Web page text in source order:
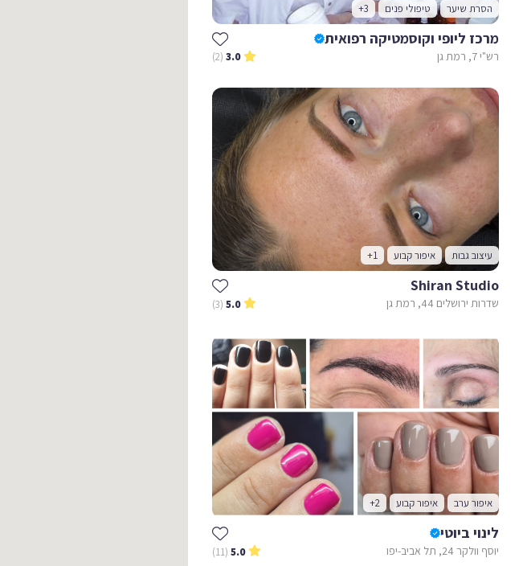
הסרת שיער טיפולי פנים +3
מרכז ליופי וקוסמטיקה רפואית
רש"י 7, רמת גן 3.0
(2)
עיצוב גבות איפור קבוע +1
Shiran Studio
שדרות ירושלים 44, רמת גן 5.0
(3)
איפור ערב איפור קבוע +2
לינוי ביוטי
יוסף וולקר 24, תל אביב-יפו 5.0
(11)